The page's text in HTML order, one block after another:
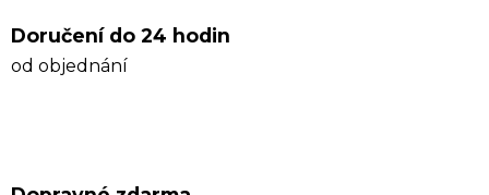
Doručení do 24 hodin
od objednání